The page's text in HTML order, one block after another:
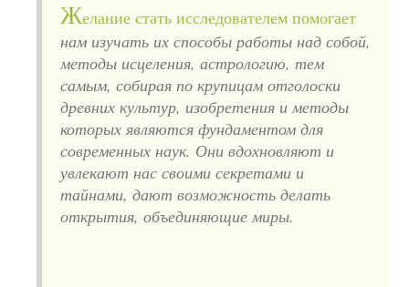
Желание стать исследователем помогает
нам изучать их способы работы над собой,
методы исцеления, астрологию, тем
самым, собирая по крупицам отголоски
древних культур, изобретения и методы
которых являются фундаментом для
современных наук. Они вдохновляют и
увлекают нас своими секретами и
тайнами, дают возможность делать
открытия, объединяющие миры.